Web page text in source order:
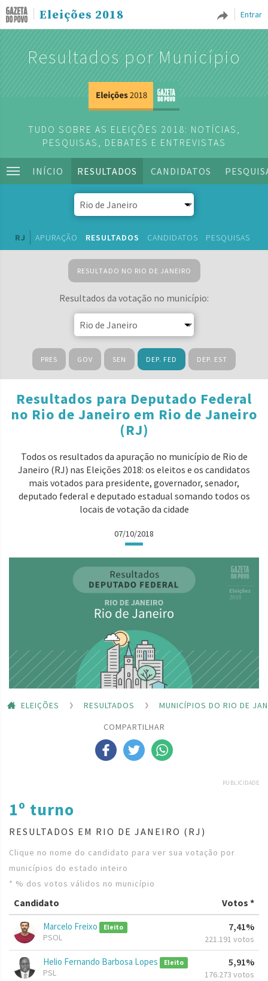
Entrar
Eleições 2018
Resultados por Município
TUDO SOBRE AS ELEIÇÕES 2018: NOTÍCIAS,
PESQUISAS, DEBATES E ENTREVISTAS
INÍCIO RESULTADOS CANDIDATOS
RJ APURAÇÃO RESULTADOS CANDIDATOS PESQUISAS
RESULTADO NO RIO DE JANEIRO
Resultados da votação no município:
PRES GOV SEN DEP. FED DEP. EST
Resultados para Deputado Federal
no Rio de Janeiro em Rio de Janeiro
(RJ)
Todos os resultados da apuração no município de Rio de
Janeiro (RJ) nas Eleições 2018: os eleitos e os candidatos
mais votados para presidente, governador, senador,
deputado federal e deputado estadual somando todos os
locais de votação da cidade
07/10/2018
ELEIÇÕES RESULTADOS
MUNICÍPIOS DO RIO DE
COMPARTILHAR
PUBLICIDADE
1º turno
RESULTADOS EM RIO DE JANEIRO (RJ)
Clique no nome do candidato para ver sua votação por
municípios do estado inteiro
* % dos votos válidos no município
Candidato Votos *
Marcelo Freixo Eleito
PSOL
7,41%
221.191 votos
Helio Fernando Barbosa Lopes Eleito
PSL
5,91%
176.273 votos